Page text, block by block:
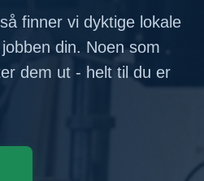
finner vi dyktige lokale
din. Noen som
dem ut - helt til du er